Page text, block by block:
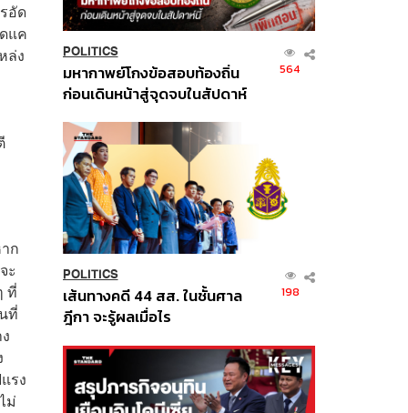
อัด
แค
ล่ง
ก
ะ
ที่
ที่
รง
ม่
POLITICS
มหากาพย์โกงข้อสอบท้องถิ่น
ก่อนเดินหน้าสู่จุดจบในสัปดาห์
564
POLITICS
เส้นทางคดี 44 สส. ในชั้นศาล
ฎีกา จะรู้ผลเมื่อไร
198